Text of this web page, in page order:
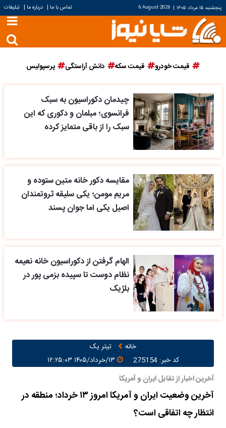
پنجشنبه ۱۵ مرداد ۱۴۰۵ |
6 August 2026 تماس با ما | درباره ما | تبلیغات
قیمت خودرو قیمت سکه دانش آراستگی پرسپولیس
چیدمان دکوراسیون به سبک
فرانسوی؛ مبلمان و دکوری که این
سبک را از باقی متمایز کرده
مقایسه دکور خانه متین ستوده و
مریم مومن؛ یکی سلیقه ثروتمندان
اصیل یکی اما جوان پسند
الهام گرفتن از دکوراسیون خانه نعیمه
نظام دوست تا سپیده بزمی پور در
بلژیک
خانه
تیتر یک
کد خبر: 275154
آخرین اخبار از تقابل ایران و آمریکا
آخرین وضعیت ایران و آمریکا امروز ۱۳ خرداد؛ منطقه در
انتظار چه اتفاقی است؟